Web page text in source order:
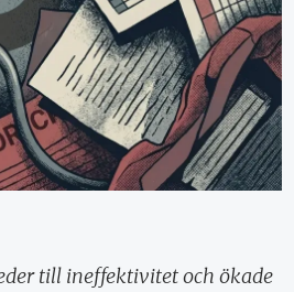
till ineffektivitet och ökade